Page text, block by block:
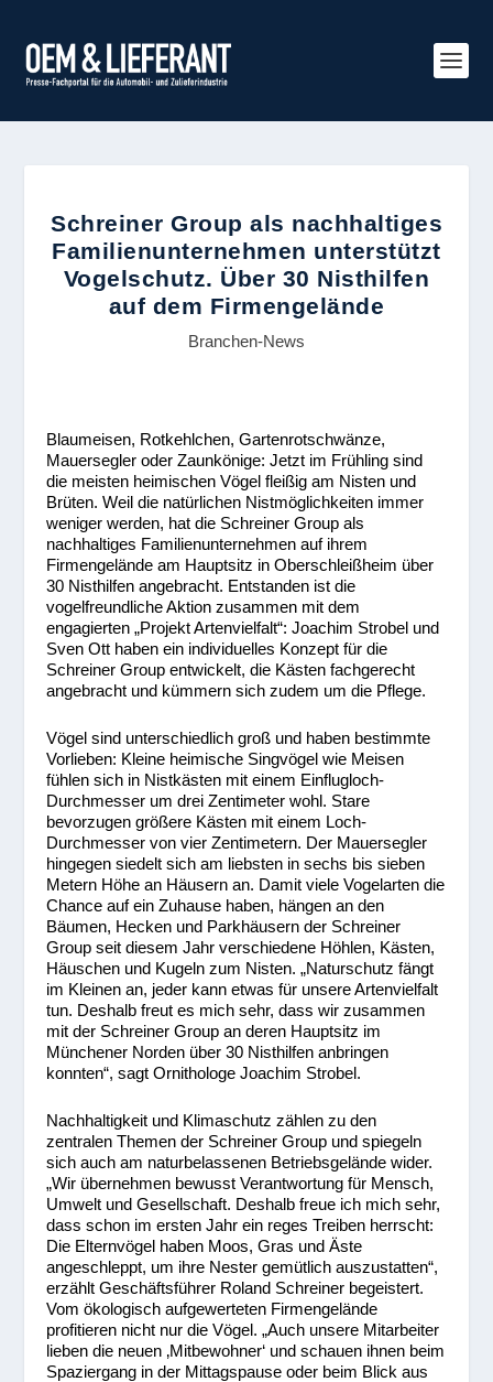
Schreiner Group als nachhaltiges
Familienunternehmen unterstützt
Vogelschutz. Über 30 Nisthilfen
auf dem Firmengelände
Branchen-News
Blaumeisen, Rotkehlchen, Gartenrotschwänze,
Mauersegler oder Zaunkönige: Jetzt im Frühling sind
die meisten heimischen Vögel fleißig am Nisten und
Brüten. Weil die natürlichen Nistmöglichkeiten immer
weniger werden, hat die Schreiner Group als
nachhaltiges Familienunternehmen auf ihrem
Firmengelände am Hauptsitz in Oberschleißheim über
30 Nisthilfen angebracht. Entstanden ist die
vogelfreundliche Aktion zusammen mit dem
engagierten „Projekt Artenvielfalt“: Joachim Strobel und
Sven Ott haben ein individuelles Konzept für die
Schreiner Group entwickelt, die Kästen fachgerecht
angebracht und kümmern sich zudem um die Pflege.
Vögel sind unterschiedlich groß und haben bestimmte
Vorlieben: Kleine heimische Singvögel wie Meisen
fühlen sich in Nistkästen mit einem Einflugloch-
Durchmesser um drei Zentimeter wohl. Stare
bevorzugen größere Kästen mit einem Loch-
Durchmesser von vier Zentimetern. Der Mauersegler
hingegen siedelt sich am liebsten in sechs bis sieben
Metern Höhe an Häusern an. Damit viele Vogelarten die
Chance auf ein Zuhause haben, hängen an den
Bäumen, Hecken und Parkhäusern der Schreiner
Group seit diesem Jahr verschiedene Höhlen, Kästen,
Häuschen und Kugeln zum Nisten. „Naturschutz fängt
im Kleinen an, jeder kann etwas für unsere Artenvielfalt
tun. Deshalb freut es mich sehr, dass wir zusammen
mit der Schreiner Group an deren Hauptsitz im
Münchener Norden über 30 Nisthilfen anbringen
konnten“, sagt Ornithologe Joachim Strobel.
Nachhaltigkeit und Klimaschutz zählen zu den
zentralen Themen der Schreiner Group und spiegeln
sich auch am naturbelassenen Betriebsgelände wider.
„Wir übernehmen bewusst Verantwortung für Mensch,
Umwelt und Gesellschaft. Deshalb freue ich mich sehr,
dass schon im ersten Jahr ein reges Treiben herrscht:
Die Elternvögel haben Moos, Gras und Äste
angeschleppt, um ihre Nester gemütlich auszustatten“,
erzählt Geschäftsführer Roland Schreiner begeistert.
Vom ökologisch aufgewerteten Firmengelände
profitieren nicht nur die Vögel. „Auch unsere Mitarbeiter
lieben die neuen ‚Mitbewohner‘ und schauen ihnen beim
Spaziergang in der Mittagspause oder beim Blick aus